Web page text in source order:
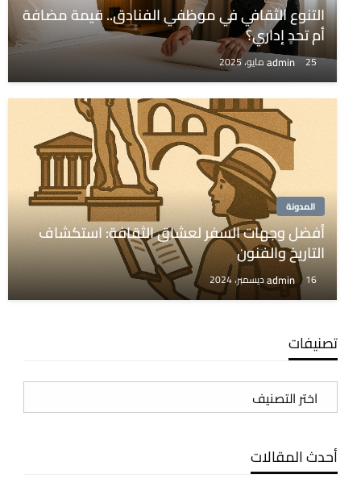
التنوع الثقافي في موظفي الفنادق.. قيمة مضافة
أم تحدٍ إداري؟
admin 25 مايو، 2025
المدونة
أفضل وجهات السفر لعشاق الثقافة: استكشاف
التاريخ والفنون
admin 16 ديسمبر، 2024
تصنيفات
تصنيفات
أحدث المقالات